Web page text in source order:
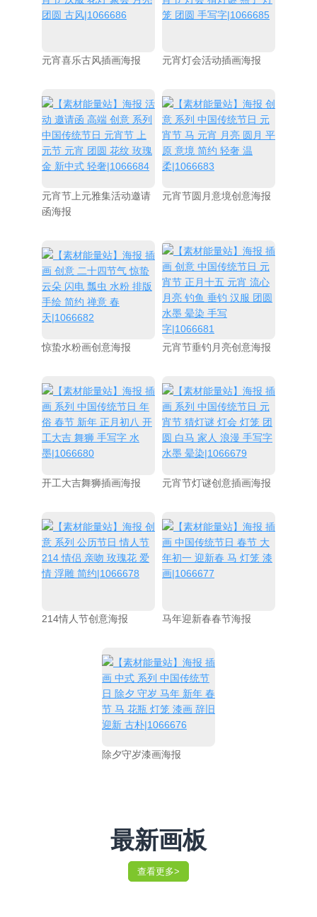
元宵喜乐古风插画海报 元宵灯会活动插画海报
元宵节上元雅集活动邀请
函海报
元宵节圆月意境创意海报
惊蛰水粉画创意海报 元宵节垂钓月亮创意海报
开工大吉舞狮插画海报 元宵节灯谜创意插画海报
214情人节创意海报 马年迎新春春节海报
除夕守岁漆画海报
最新画板
查看更多>